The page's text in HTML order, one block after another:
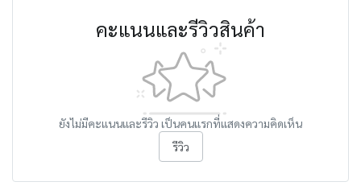
คะแนนและรีวิวสินค้า
ยังไม่มีคะแนนและรีวิว เป็นคนแรกที่แสดงความคิดเห็น
รีวิว